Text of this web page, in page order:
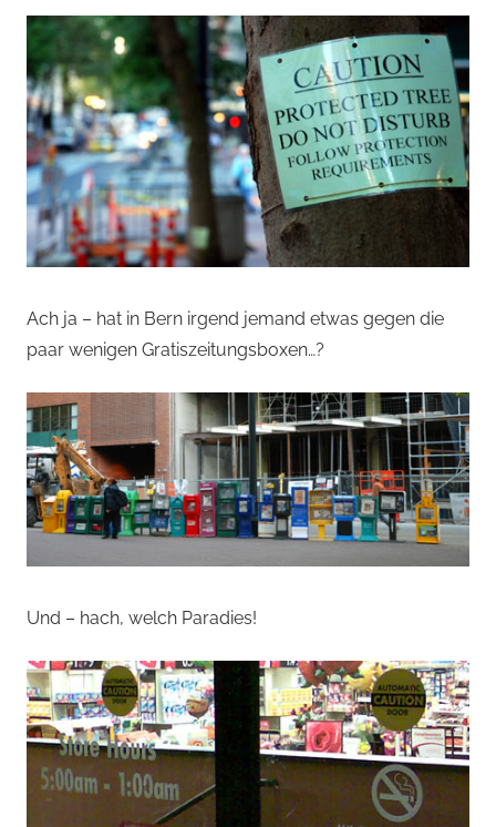
Andi
Jacomet
Ach ja – hat in Bern irgend jemand etwas gegen die
paar wenigen Gratiszeitungsboxen…?
Und – hach, welch Paradies!